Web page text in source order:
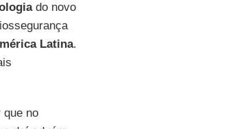
do novo
Latina.
que no